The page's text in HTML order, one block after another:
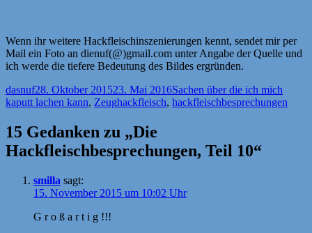
Wenn ihr weitere Hackfleischinszenierungen kennt, sendet mir per
Mail ein Foto an dienuf(@)gmail.com unter Angabe der Quelle und
ich werde die tiefere Bedeutung des Bildes ergründen.
Autor
dasnufVeröffentlicht
am
28. Oktober 201523. Mai 2016Kategorien
Sachen über die ich mich
kaputt lachen kann, ZeugSchlagwörter
hackfleisch, hackfleischbesprechungen
15 Gedanken zu „Die
Hackfleischbesprechungen, Teil 10“
smilla sagt:
15. November 2015 um 10:02 Uhr
G r o ß a r t i g !!!